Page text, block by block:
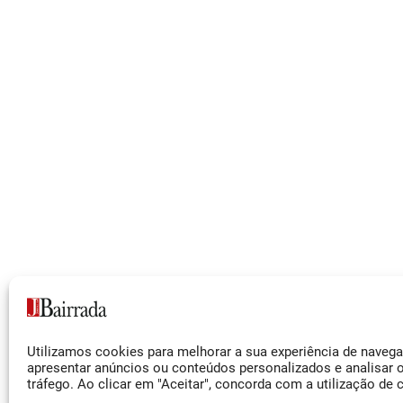
Utilizamos cookies para melhorar a sua experiência de
apresentar anúncios ou conteúdos personalizados e analisar
tráfego. Ao clicar em "Aceitar", concorda com a utilização de
Facebook
Instagram